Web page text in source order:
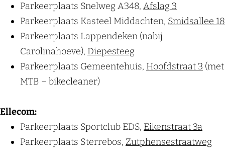
Parkeerplaats Snelweg A348, Afslag 3
Parkeerplaats Kasteel Middachten, Smidsallee 18
Parkeerplaats Lappendeken (nabij
Carolinahoeve), Diepesteeg
Parkeerplaats Gemeentehuis, Hoofdstraat 3 (met
MTB – bikecleaner)
Ellecom:
Parkeerplaats Sportclub EDS, Eikenstraat 3a
Parkeerplaats Sterrebos, Zutphensestraatweg